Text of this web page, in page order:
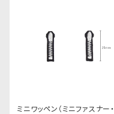
ミニワッペン（ミニファスナー・